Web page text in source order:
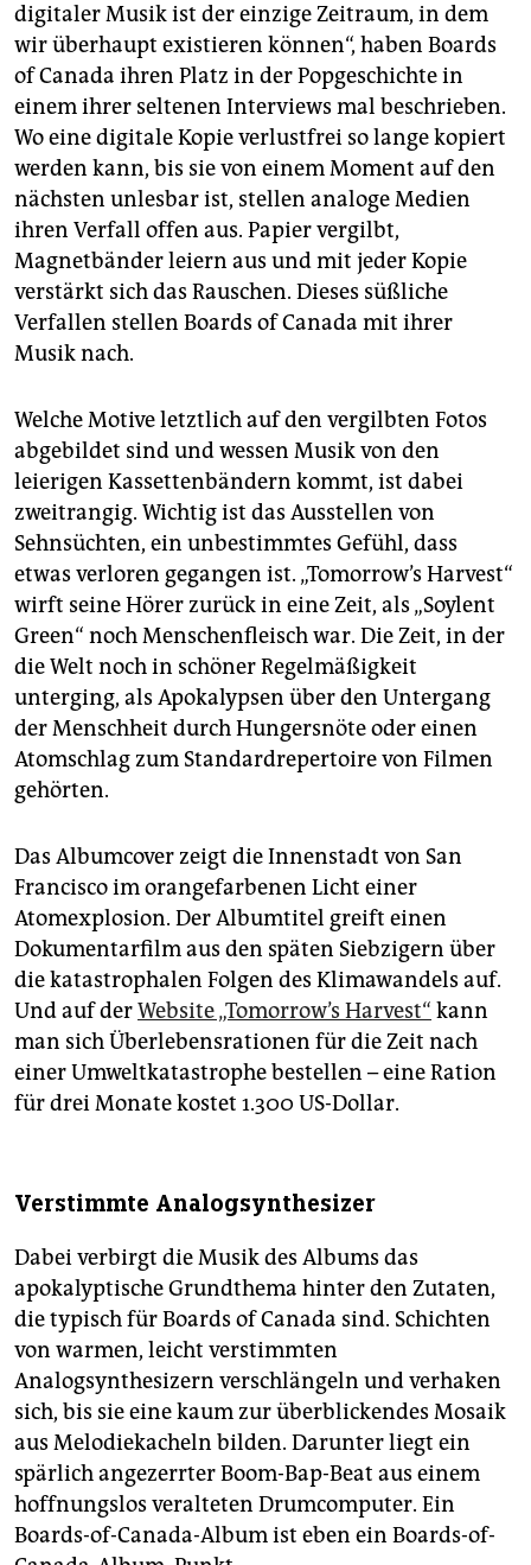
digitaler Musik ist der einzige Zeitraum, in dem
wir überhaupt existieren können“, haben Boards
of Canada ihren Platz in der Popgeschichte in
einem ihrer seltenen Interviews mal beschrieben.
Wo eine digitale Kopie verlustfrei so lange kopiert
werden kann, bis sie von einem Moment auf den
nächsten unlesbar ist, stellen analoge Medien
ihren Verfall offen aus. Papier vergilbt,
Magnetbänder leiern aus und mit jeder Kopie
verstärkt sich das Rauschen. Dieses süßliche
Verfallen stellen Boards of Canada mit ihrer
Musik nach.
Welche Motive letztlich auf den vergilbten Fotos
abgebildet sind und wessen Musik von den
leierigen Kassettenbändern kommt, ist dabei
zweitrangig. Wichtig ist das Ausstellen von
Sehnsüchten, ein unbestimmtes Gefühl, dass
etwas verloren gegangen ist. „Tomorrow’s Harvest“
wirft seine Hörer zurück in eine Zeit, als „Soylent
Green“ noch Menschenfleisch war. Die Zeit, in der
die Welt noch in schöner Regelmäßigkeit
unterging, als Apokalypsen über den Untergang
der Menschheit durch Hungersnöte oder einen
Atomschlag zum Standardrepertoire von Filmen
gehörten.
Das Albumcover zeigt die Innenstadt von San
Francisco im orangefarbenen Licht einer
Atomexplosion. Der Albumtitel greift einen
Dokumentarfilm aus den späten Siebzigern über
die katastrophalen Folgen des Klimawandels auf.
Und auf derWebsite „Tomorrow’s Harvest“ kann
man sich Überlebensrationen für die Zeit nach
einer Umweltkatastrophe bestellen – eine Ration
für drei Monate kostet 1.300 US-Dollar.
Verstimmte Analogsynthesizer
Dabei verbirgt die Musik des Albums das
apokalyptische Grundthema hinter den Zutaten,
die typisch für Boards of Canada sind. Schichten
von warmen, leicht verstimmten
Analogsynthesizern verschlängeln und verhaken
sich, bis sie eine kaum zur überblickendes Mosaik
aus Melodiekacheln bilden. Darunter liegt ein
spärlich angezerrter Boom-Bap-Beat aus einem
hoffnungslos veralteten Drumcomputer. Ein
Boards-of-Canada-Album ist eben ein Boards-of-